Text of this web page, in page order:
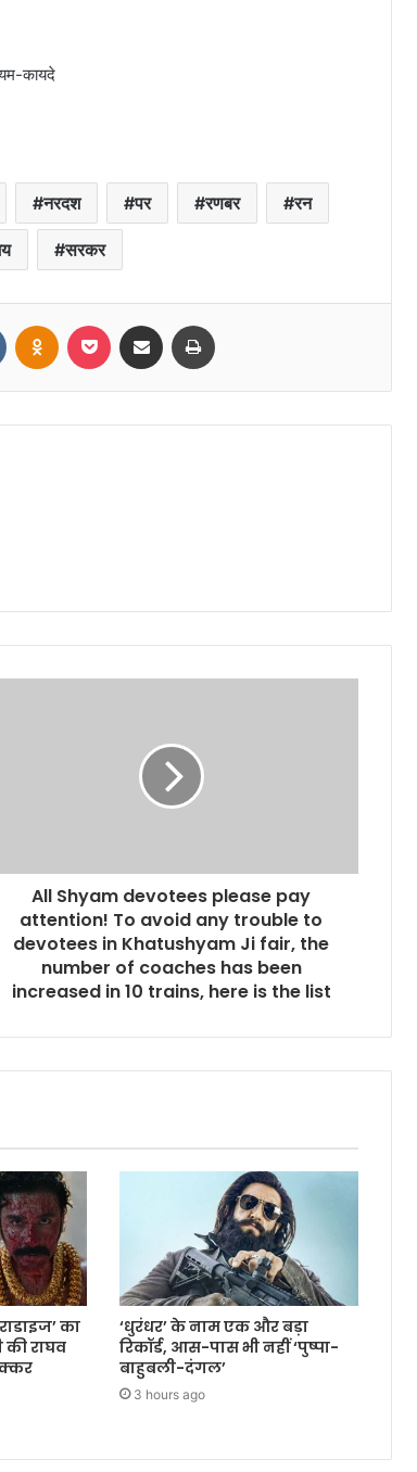
कायदे
नरदश पर रणबर रन
सरकर
VKontakteOdnoklassniki
Pocket Share via Email
All Shyam devotees please pay
attention! To avoid any trouble to
devotees in Khatushyam Ji fair, the
number of coaches has been
increased in 10 trains, here is the list
का
की राघव
‘धुरंधर’ के नाम एक और बड़ा
रिकॉर्ड, आस-पास भी नहीं ‘पुष्पा-
बाहुबली-दंगल’
3 hours ago